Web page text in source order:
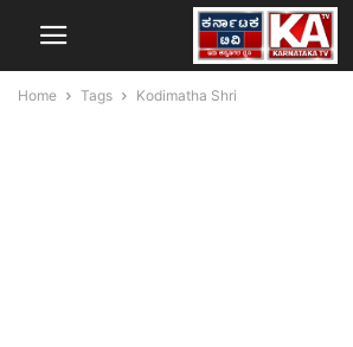
Home Tags Kodimatha Shri